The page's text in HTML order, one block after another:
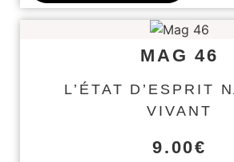
MAG 46
L’ÉTAT D’ESPRIT
VIVANT
9.00€